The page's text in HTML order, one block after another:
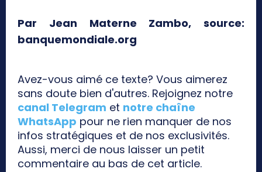
Par Jean Materne Zambo, source:
banquemondiale.org
Avez-vous aimé ce texte? Vous aimerez
sans doute bien d'autres. Rejoignez notre
canal Telegram et notre chaîne
WhatsApp pour ne rien manquer de nos
infos stratégiques et de nos exclusivités.
Aussi, merci de nous laisser un petit
commentaire au bas de cet article.